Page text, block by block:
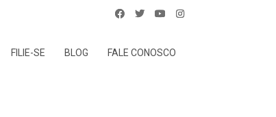
FILIE-SE BLOG FALE CONOSCO